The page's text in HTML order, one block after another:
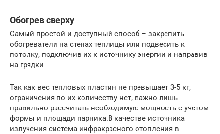
Обогрев сверху
Самый простой и доступный способ – закрепить
обогреватели на стенах теплицы или подвесить к
потолку, подключив их к источнику энергии и направив
на грядки
Так как вес тепловых пластин не превышает 3-5 кг,
ограничения по их количеству нет, важно лишь
правильно рассчитать необходимую мощность с учетом
формы и площади парника.В качестве источника
излучения система инфракрасного отопления в